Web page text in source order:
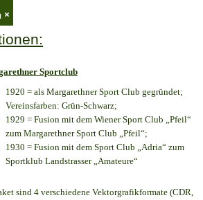
×
Sportclub
1920 = als Margarethner Sport Club gegründet;
Vereinsfarben: Grün-Schwarz;
1929 = Fusion mit dem Wiener Sport Club „Pfeil“
zum Margarethner Sport Club „Pfeil“;
1930 = Fusion mit dem Sport Club „Adria“ zum
Sportklub Landstrasser „Amateure“
sind 4 verschiedene Vektorgrafikformate (CDR,